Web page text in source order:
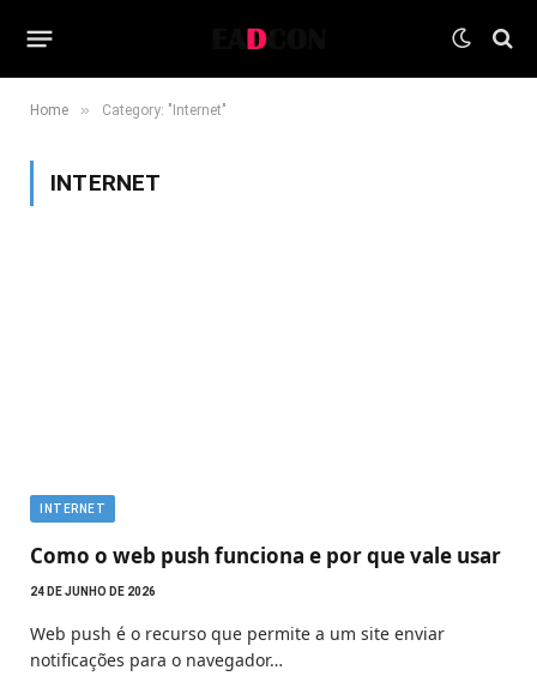
Home » Category: "Internet"
INTERNET
INTERNET
Como o web push funciona e por que vale usar
24 DE JUNHO DE 2026
Web push é o recurso que permite a um site enviar
notificações para o navegador…